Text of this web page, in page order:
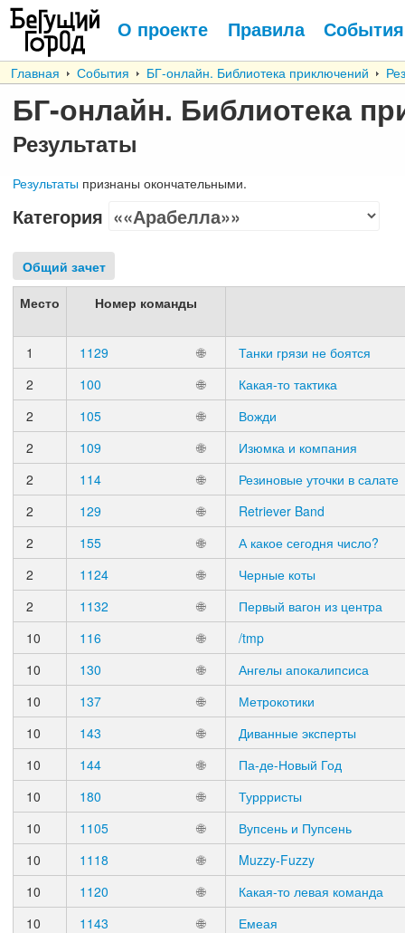
О проекте Правила События
Главная События БГ-онлайн. Библиотека приключений
БГ-онлайн. Библиотека
Результаты
Результаты признаны окончательными.
Категория
Общий зачет
Место Номер команды
1 1129 🌐
Танки грязи не боятся
2
100 🌐
Какая-то тактика
2
105 🌐
Вожди
2
109 🌐
Изюмка и компания
2
114 🌐
Резиновые уточки в салате
2
129 🌐
Retriever Band
2
155 🌐
А какое сегодня число?
2
1124 🌐
Черные коты
2
1132 🌐
Первый вагон из центра
10
116 🌐
/tmp
10
130 🌐
Ангелы апокалипсиса
10
137 🌐
Метрокотики
10
143 🌐
Диванные эксперты
10
144 🌐
Па-де-Новый Год
10
180 🌐
Туррристы
10
1105 🌐
Вупсень и Пупсень
10
1118 🌐
Muzzy-Fuzzy
10
1120 🌐
Какая-то левая команда
10
1143 🌐
Емеая